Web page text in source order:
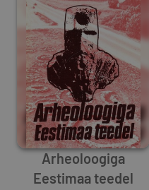
Arheoloogiga
Eestimaa teedel